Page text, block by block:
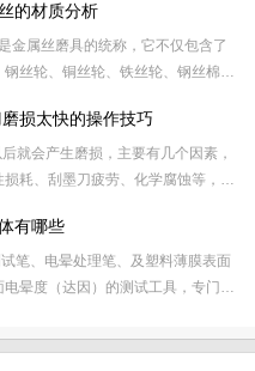
的材质分析
金属丝磨具的统称，它不仅包含了
丝轮、铜丝轮、铁丝轮、钢丝棉、
损太快的操作技巧
就会产生磨损，主要有几个因素，
耗、刮墨刀疲劳、化学腐蚀等，这
有哪些
笔、电晕处理笔、及塑料薄膜表面
晕度（达因）的测试工具，专门用